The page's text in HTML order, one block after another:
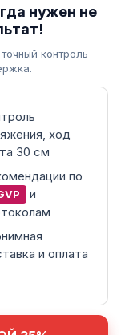
нужен не
контроль
ход
30 см
по
и
и оплата